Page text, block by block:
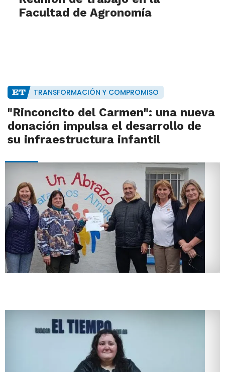
Facultad de Agronomía
TRANSFORMACIÓN Y COMPROMISO
"Rinconcito del Carmen": una nueva
donación impulsa el desarrollo de
su infraestructura infantil